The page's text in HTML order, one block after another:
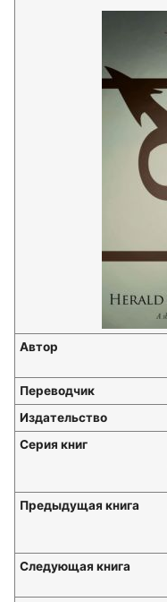
Автор
Переводчик
Издательство
Серия книг
Предыдущая книга
Следующая книга